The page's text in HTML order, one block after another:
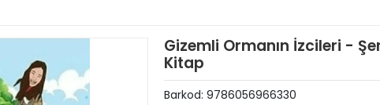
Gizemli Ormanın İzcileri -
Kitap
Barkod: 9786056966330